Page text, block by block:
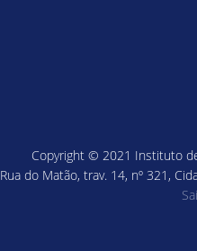
Copyright © 2021 Instituto
Rua do Matão, trav. 14, nº 321,